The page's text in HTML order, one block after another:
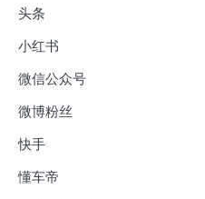
头条
小红书
微信公众号
微博粉丝
快手
懂车帝